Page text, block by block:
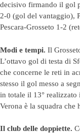
decisivo firmando il gol
2-0 (gol del vantaggio),
Pescara-Grosseto 1-2
Modi e tempi. Il
L’ottavo gol di testa di
che concerne le reti in
stesso il gol messo a
in totale il 13° realizzato
Verona è la squadra
Il club delle doppiette.